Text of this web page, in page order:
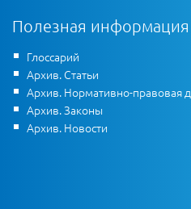
Полезная информация
Глоссарий
Архив. Статьи
Архив. Нормативно-правовая
Архив. Законы
Архив. Новости